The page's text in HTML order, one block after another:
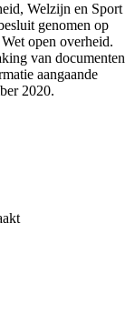
Welzijn en Sport
genomen op
open overheid.
van documenten
aangaande
2020.